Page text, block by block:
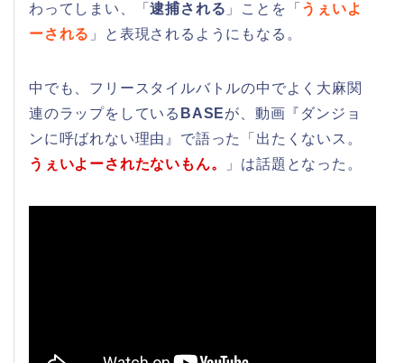
わってしまい、「逮捕される 」ことを「 うぇいよ
ーされる 」と表現されるようにもなる。
中でも、フリースタイルバトルの中でよく大麻関
連のラップをしている BASEが、動画『ダンジョ
ンに呼ばれない理由』で語った「出たくないス。
うぇいよーされたないもん。
」は話題となった。